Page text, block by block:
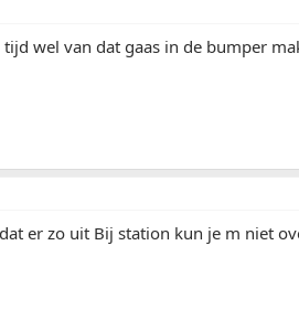
wel van dat gaas in de bumper
er zo uit Bij station kun je m niet